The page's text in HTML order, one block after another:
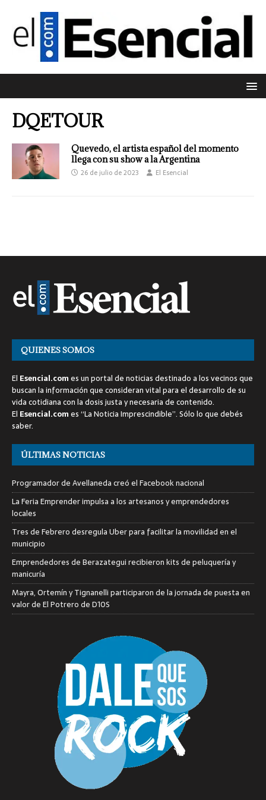
DQETOUR
Quevedo, el artista español del momento
llega con su show a la Argentina
26 de julio de 2023 El Esencial
QUIENES SOMOS
El Esencial.comes un portal de noticias destinado a los vecinos que
buscan la información que consideran vital para el desarrollo de su
vida cotidiana con la dosis justa y necesaria de contenido.
El Esencial.comes “La Noticia Imprescindible”. Sólo lo que debés
saber.
ÚLTIMAS NOTICIAS
Programador de Avellaneda creó el Facebook nacional
La Feria Emprender impulsa a los artesanos y emprendedores
locales
Tres de Febrero desregula Uber para facilitar la movilidad en el
municipio
Emprendedores de Berazategui recibieron kits de peluquería y
manicuría
Mayra, Ortemín y Tignanelli participaron de la jornada de puesta en
valor de El Potrero de D10S